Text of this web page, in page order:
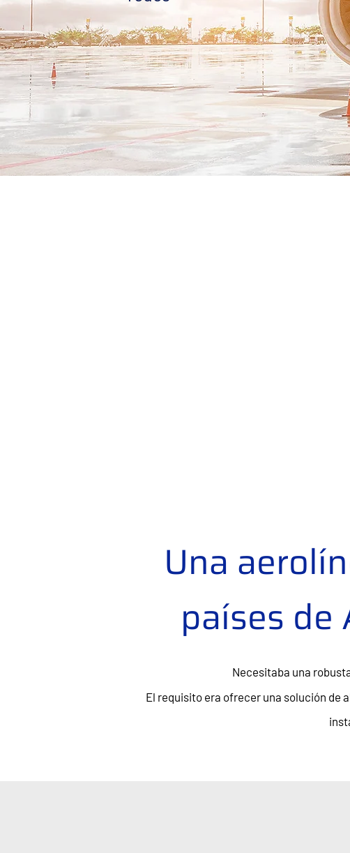
Una
países de
Necesitaba una
El requisito era ofrecer una solución de